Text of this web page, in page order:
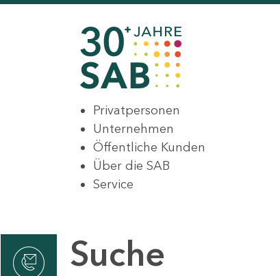
Privatpersonen
Unternehmen
Öffentliche Kunden
Über die SAB
Service
Suche